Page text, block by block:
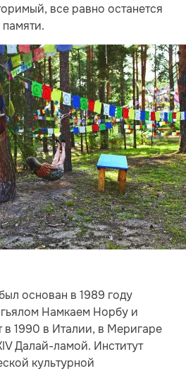
все равно останется
памяти.
основан в 1989 году
Намкаем Норбу и
в 1990 в Италии, в Меригаре
Далай-ламой. Институт
культурной